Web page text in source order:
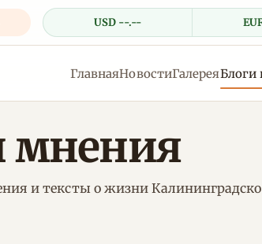
USD --.--
ГлавнаяНовостиГалереяБлоги
мнения
и тексты о жизни